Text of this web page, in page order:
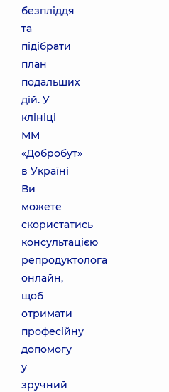
безпліддя
та
підібрати
план
подальших
дій. У
клініці
ММ
«Добробут»
в Україні
Ви
можете
скористатись
консультацією
репродуктолога
онлайн,
щоб
отримати
професійну
допомогу
у
зручний